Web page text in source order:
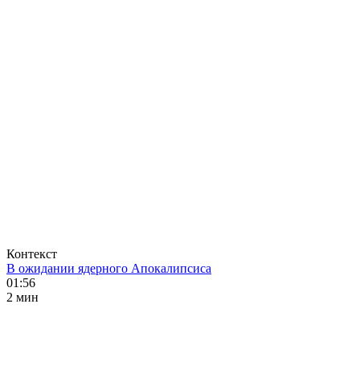
Контекст
В ожидании ядерного Апокалипсиса
01:56
2 мин